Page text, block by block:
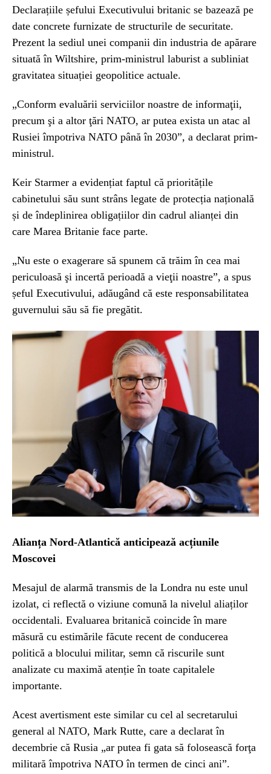
Declarațiile șefului Executivului britanic se bazează pe
date concrete furnizate de structurile de securitate.
Prezent la sediul unei companii din industria de apărare
situată în Wiltshire, prim-ministrul laburist a subliniat
gravitatea situației geopolitice actuale.
„Conform evaluării serviciilor noastre de informaţii,
precum şi a altor ţări NATO, ar putea exista un atac al
Rusiei împotriva NATO până în 2030”, a declarat prim-
ministrul.
Keir Starmer a evidențiat faptul că prioritățile
cabinetului său sunt strâns legate de protecția națională
și de îndeplinirea obligațiilor din cadrul alianței din
care Marea Britanie face parte.
„Nu este o exagerare să spunem că trăim în cea mai
periculoasă şi incertă perioadă a vieţii noastre”, a spus
șeful Executivului, adăugând că este responsabilitatea
guvernului său să fie pregătit.
Alianța Nord-Atlantică anticipează acțiunile
Moscovei
Mesajul de alarmă transmis de la Londra nu este unul
izolat, ci reflectă o viziune comună la nivelul aliaților
occidentali. Evaluarea britanică coincide în mare
măsură cu estimările făcute recent de conducerea
politică a blocului militar, semn că riscurile sunt
analizate cu maximă atenție în toate capitalele
importante.
Acest avertisment este similar cu cel al secretarului
general al NATO, Mark Rutte, care a declarat în
decembrie că Rusia „ar putea fi gata să folosească forţa
militară împotriva NATO în termen de cinci ani”.